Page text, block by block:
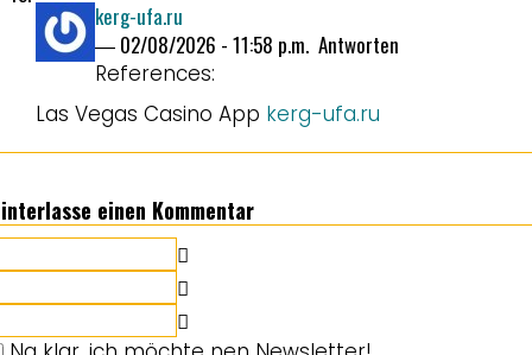
kerg-ufa.ru
― 02/08/2026 - 11:58 p.m. Antworten
References:
Las Vegas Casino App kerg-ufa.ru
einen Kommentar